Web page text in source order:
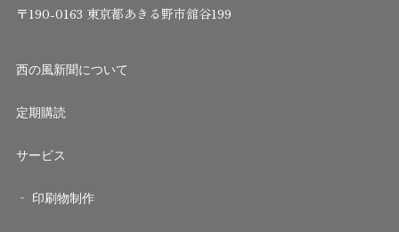
〒190-0163 東京都あきる野市舘谷199
西の風新聞について
定期購読
サービス
印刷物制作